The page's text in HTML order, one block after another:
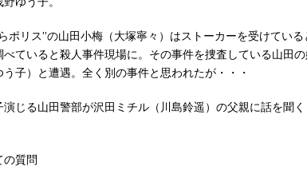
ポリス”の山田小梅（大塚寧々）はストーカーを受けてい
ていると殺人事件現場に。その事件を捜査している山田
子）と遭遇。全く別の事件と思われたが・・・
じる山田警部が沢田ミチル（川島鈴遥）の父親に話を聞く
の質問